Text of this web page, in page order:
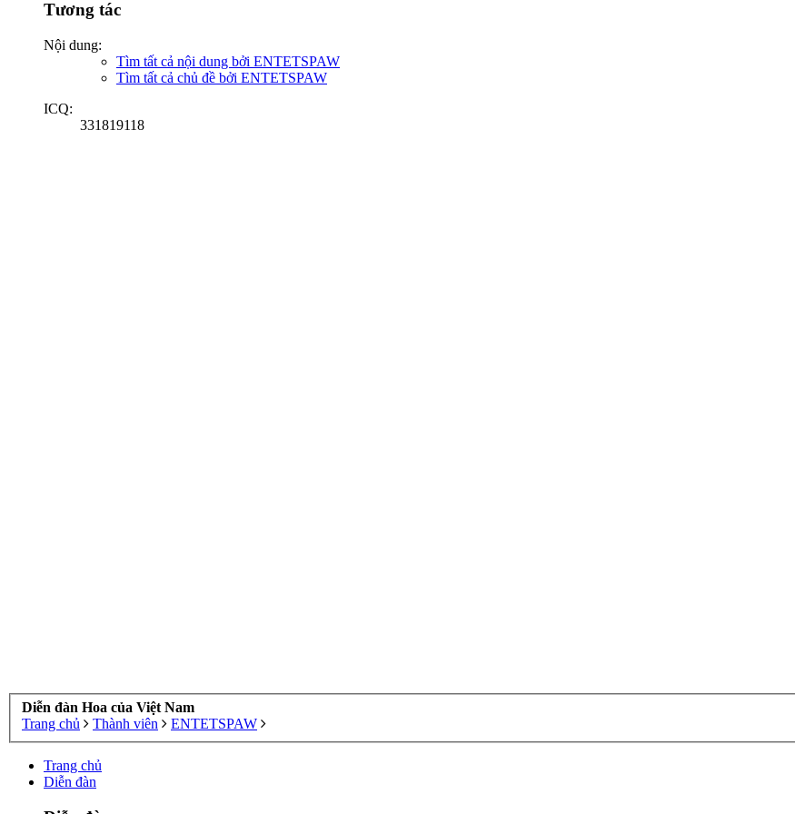
Tương tác
Nội dung:
Tìm tất cả nội dung bởi ENTETSPAW
Tìm tất cả chủ đề bởi ENTETSPAW
ICQ:
331819118
Diễn đàn Hoa của Việt Nam
Trang chủ
Thành viên ENTETSPAW
Trang chủ
Diễn đàn